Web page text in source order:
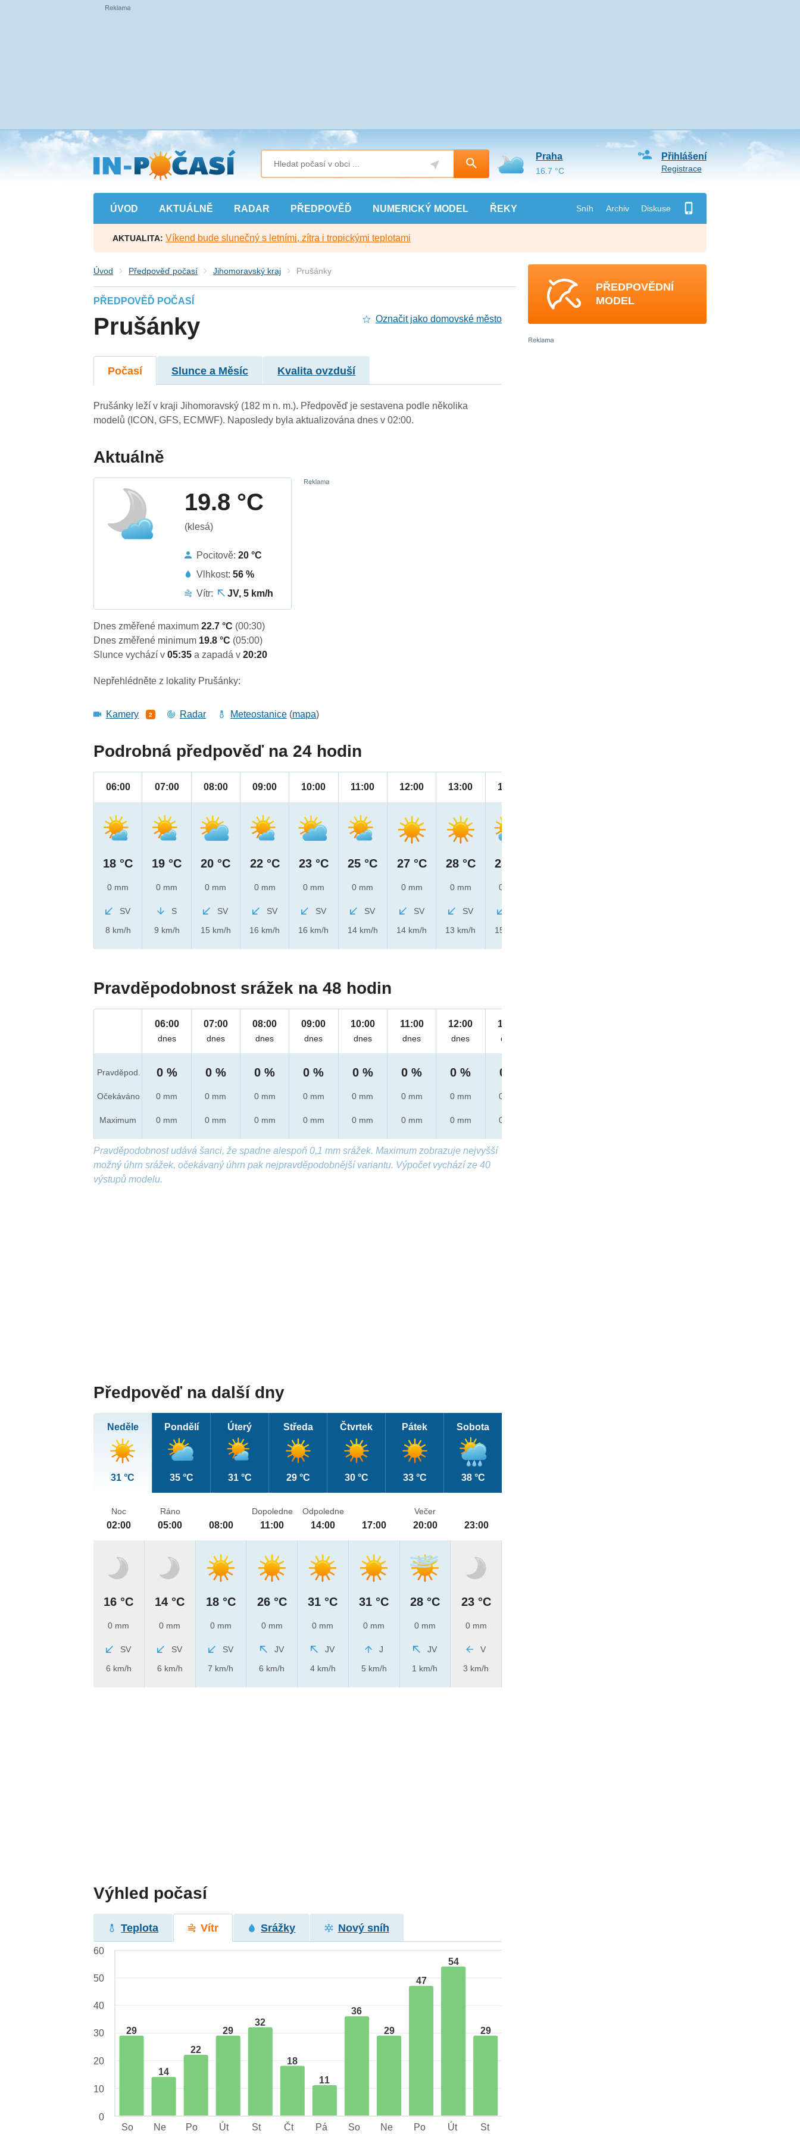
Přejít
na
hlavní
obsah
ÚVOD AKTUÁLNĚ RADAR PŘEDPOVĚĎ NUMERICKÝ MODEL ŘEKY Sníh Archiv Diskuse
Přihlášení
Registrace
Praha
16.7 °C
AKTUALITA: Víkend bude slunečný s letními, zítra i tropickými teplotami
Úvod Předpověď počasí Jihomoravský kraj Prušánky
PŘEDPOVĚĎ POČASÍ
Prušánky Označit jako domovské město
Počasí Slunce a Měsíc Kvalita ovzduší
Prušánky leží v kraji Jihomoravský (182 m n. m.). Předpověď je sestavena podle několika
modelů (ICON, GFS, ECMWF). Naposledy byla aktualizována dnes v 02:00.
Aktuálně
19.8 °C
(klesá)
Pocitově:20 °C
Vlhkost:56 %
Vítr:
JV, 5 km/h
Dnes změřené maximum22.7 °C (00:30)
Dnes změřené minimum 19.8 °C (05:00)
Slunce vychází v05:35a zapadá v20:20
Nepřehlédněte z lokality Prušánky:
Kamery 2 Radar Meteostanice (mapa)
Podrobná předpověď na 24 hodin
06:00
18 °C
0 mm
SV
8 km/h
07:00
19 °C
0 mm
S
9 km/h
08:00
20 °C
0 mm
SV
15 km/h
09:00
22 °C
0 mm
SV
16 km/h
10:00
23 °C
0 mm
SV
16 km/h
11:00
25 °C
0 mm
SV
14 km/h
12:00
27 °C
0 mm
SV
14 km/h
13:00
28 °C
0 mm
SV
13 km/h
14:00
28 °C
0 mm
15 km/h
Pravděpodobnost srážek na 48 hodin
Pravděpod.
Očekáváno
Maximum
06:00
dnes
0 %
0 mm
0 mm
07:00
dnes
0 %
0 mm
0 mm
08:00
dnes
0 %
0 mm
0 mm
09:00
dnes
0 %
0 mm
0 mm
10:00
dnes
0 %
0 mm
0 mm
11:00
dnes
0 %
0 mm
0 mm
12:00
dnes
0 %
0 mm
0 mm
13:00
dnes
0 %
0 mm
0 mm
Pravděpodobnost udává šanci, že spadne alespoň 0,1 mm srážek. Maximum zobrazuje nejvyšší
možný úhrn srážek, očekávaný úhrn pak nejpravděpodobnější variantu. Výpočet vychází ze 40
výstupů modelu.
Předpověď na další dny
Neděle
31 °C
Pondělí
35 °C
Úterý
31 °C
Středa
29 °C
Čtvrtek
30 °C
Pátek
33 °C
Sobota
38 °C
Noc
02:00
16 °C
0 mm
SV
6 km/h
Ráno
05:00
14 °C
0 mm
SV
6 km/h
08:00
18 °C
0 mm
SV
7 km/h
Dopoledne
11:00
26 °C
0 mm
JV
6 km/h
Odpoledne
14:00
31 °C
0 mm
JV
4 km/h
17:00
31 °C
0 mm
J
5 km/h
Večer
20:00
28 °C
0 mm
JV
1 km/h
23:00
23 °C
0 mm
V
3 km/h
Výhled počasí
Teplota Vítr Srážky Nový sníh
29
14
22
29
32
18
11
36
29
47
54
29
60
50
40
30
20
10
0
So
Ne Po Út St Čt Pá So Ne Po Út St
PŘEDPOVĚDNÍ
MODEL